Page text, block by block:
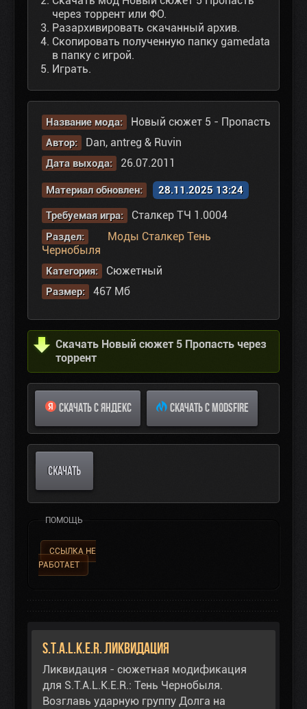
через торрент или ФО.
Разархивировать скачанный архив.
Скопировать полученную папку gamedata
в папку с игрой.
Играть.
Название мода: Новый сюжет 5 - Пропасть
Автор: Dan, antreg & Ruvin
Дата выхода: 26.07.2011
Материал обновлен: 28.11.2025 13:24
Требуемая игра: Сталкер ТЧ 1.0004
Раздел:
Моды Сталкер Тень
Чернобыля
Категория: Сюжетный
Размер: 467 Мб
Скачать Новый сюжет 5 Пропасть через
торрент
СКАЧАТЬ С ЯНДЕКС СКАЧАТЬ С MODSFIRE
СКАЧАТЬ
ПОМОЩЬ
ССЫЛКА НЕ
РАБОТАЕТ
S.T.A.L.K.E.R. Ликвидация
Ликвидация - сюжетная модификация
для S.T.A.L.K.E.R.: Тень Чернобыля.
Возглавь ударную группу Долга на